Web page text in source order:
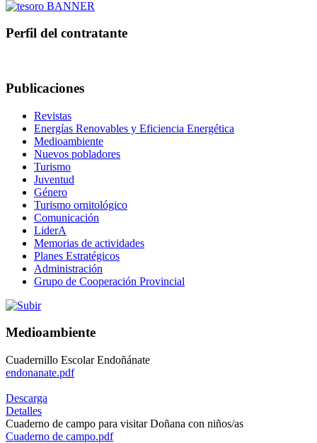
Perfil del contratante
Publicaciones
Revistas
Energías Renovables y Eficiencia Energética
Medioambiente
Nuevos pobladores
Turismo
Juventud
Género
Turismo ornitológico
Comunicación
LiderA
Memorias de actividades
Planes Estratégicos
Administración
Grupo de Cooperación Provincial
Medioambiente
Cuadernillo Escolar Endoñánate
endonanate.pdf
Descarga
Detalles
Cuaderno de campo para visitar Doñana con niños/as
Cuaderno de campo.pdf